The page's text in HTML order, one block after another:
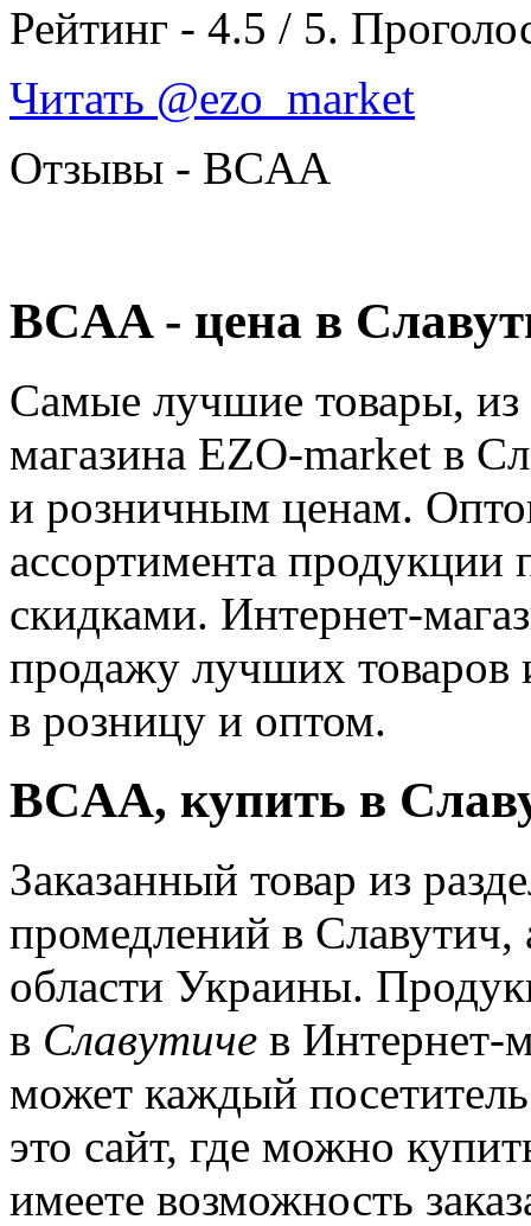
Рейтинг - 4.5 / 5.
Читать @ezo_market
Отзывы - BCAA
BCAA - цена в
Самые лучшие товары, из
магазина EZO-market в
и розничным ценам.
ассортимента
скидками. Интернет-
продажу лучших товаров
в розницу и оптом.
BCAA, купить в
Заказанный товар из
промедлений в
области Украины.
в Славутиче в Интернет-
может каждый
это сайт, где можно
имеете возможность